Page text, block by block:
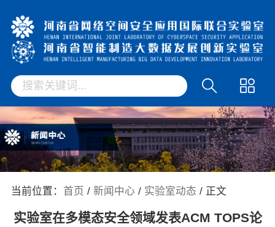
当前位置： 首页 / 新闻中心 / 实验室动态 / 正文
实验室在多模态安全领域发表ACM TOPS论